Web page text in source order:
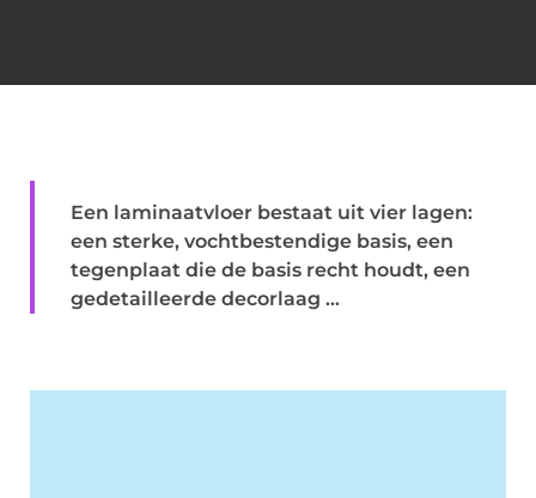
Een laminaatvloer bestaat uit vier lagen:
een sterke, vochtbestendige basis, een
tegenplaat die de basis recht houdt, een
gedetailleerde decorlaag ...